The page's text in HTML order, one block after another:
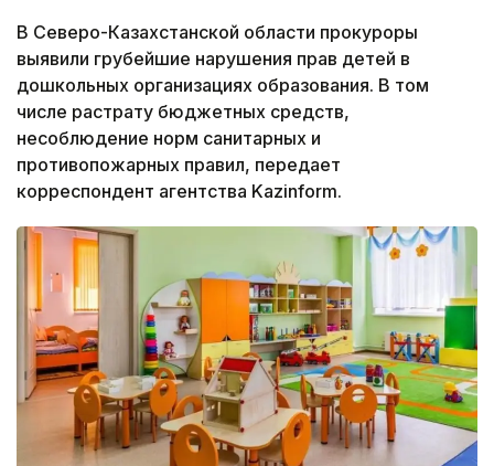
В Северо-Казахстанской области прокуроры
выявили грубейшие нарушения прав детей в
дошкольных организациях образования. В том
числе растрату бюджетных средств,
несоблюдение норм санитарных и
противопожарных правил, передает
корреспондент агентства Kazinform.